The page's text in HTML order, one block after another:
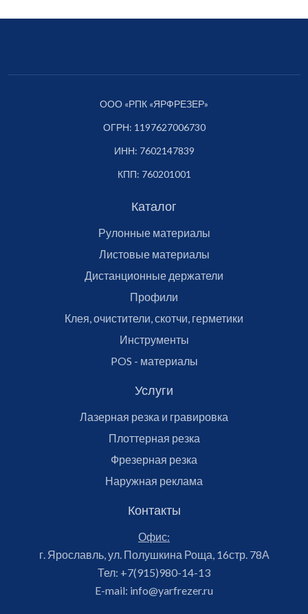
ООО «РПК «ЯРФРЕЗЕР»
ОГРН: 1197627006730
ИНН: 7602147839
КПП: 760201001
Каталог
Рулонные материалы
Листовые материалы
Дистанционные держатели
Профили
Клея, очистители, скотчи, герметики
Инструменты
POS - материалы
Услуги
Лазерная резка и гравировка
Плоттерная резка
Фрезерная резка
Наружная реклама
Контакты
Офис:
г. Ярославль, ул. Полушкина Роща, 16стр. 78А
Тел: +7(915)980-14-13
E-mail: info@yarfrezer.ru